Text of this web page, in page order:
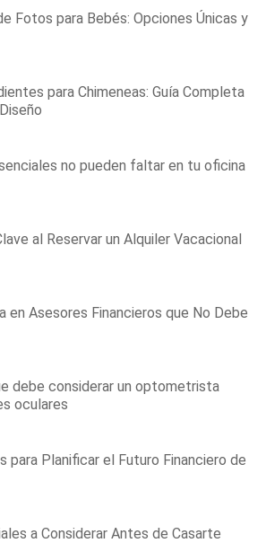
Fotos para Bebés: Opciones Únicas y
para Chimeneas: Guía Completa
no pueden faltar en tu oficina
al Reservar un Alquiler Vacacional
en Asesores Financieros que No Debe
debe considerar un optometrista
oculares
para Planificar el Futuro Financiero de
a Considerar Antes de Casarte